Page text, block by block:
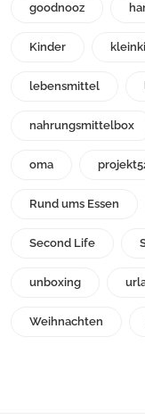
goodnooz
Kinder
lebensmittel
nahrungsmittelbox
oma
Rund ums Essen
Second Life
unboxing
Weihnachten